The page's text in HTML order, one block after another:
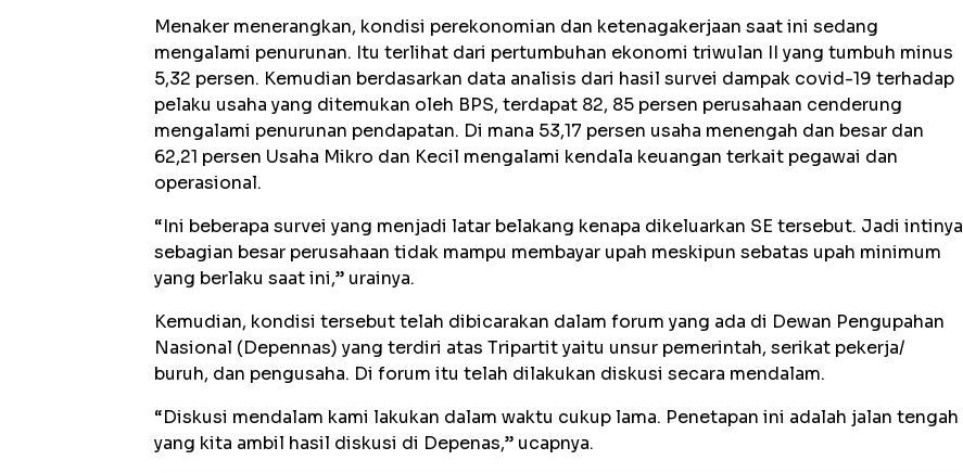
Menaker menerangkan, kondisi perekonomian dan ketenagakerjaan saat ini sedang
mengalami penurunan. Itu terlihat dari pertumbuhan ekonomi triwulan II yang tumbuh minus
5,32 persen. Kemudian berdasarkan data analisis dari hasil survei dampak covid-19 terhadap
pelaku usaha yang ditemukan oleh BPS, terdapat 82, 85 persen perusahaan cenderung
mengalami penurunan pendapatan. Di mana 53,17 persen usaha menengah dan besar dan
62,21 persen Usaha Mikro dan Kecil mengalami kendala keuangan terkait pegawai dan
operasional.
“Ini beberapa survei yang menjadi latar belakang kenapa dikeluarkan SE tersebut. Jadi intinya
sebagian besar perusahaan tidak mampu membayar upah meskipun sebatas upah minimum
yang berlaku saat ini,” urainya.
Kemudian, kondisi tersebut telah dibicarakan dalam forum yang ada di Dewan Pengupahan
Nasional (Depennas) yang terdiri atas Tripartit yaitu unsur pemerintah, serikat pekerja/
buruh, dan pengusaha. Di forum itu telah dilakukan diskusi secara mendalam.
“Diskusi mendalam kami lakukan dalam waktu cukup lama. Penetapan ini adalah jalan tengah
yang kita ambil hasil diskusi di Depenas,” ucapnya.